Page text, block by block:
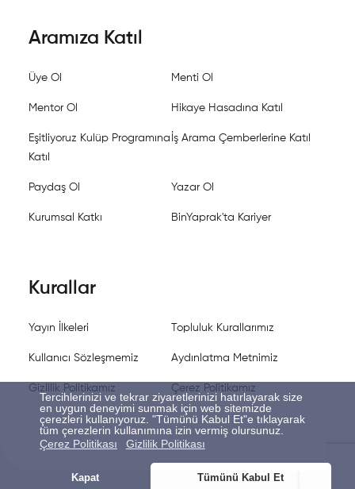
Tercihlerinizi ve tekrar ziyaretlerinizi hatırlayarak size
en uygun deneyimi sunmak için web sitemizde
çerezleri kullanıyoruz. "Tümünü Kabul Et"e tıklayarak
tüm çerezlerin kullanımına izin vermiş olursunuz.
Çerez Politikası
Gizlilik Politikası
Kapat Tümünü Kabul Et
Aramıza Katıl
Üye Ol Menti Ol
Mentor Ol Hikaye Hasadına Katıl
Eşitliyoruz Kulüp Programına
Katıl
İş Arama Çemberlerine Katıl
Paydaş Ol Yazar Ol
Kurumsal Katkı BinYaprak'ta Kariyer
Kurallar
Yayın İlkeleri Topluluk Kurallarımız
Kullanıcı Sözleşmemiz Aydınlatma Metnimiz
Gizlilik Politikamız Çerez Politikamız